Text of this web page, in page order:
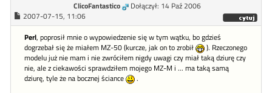
ClicoFantastico
Dołączył: 14 Paź 2006
2007-07-15, 11:06
Perl, poprosił mnie o wypowiedzenie się w tym wątku, bo gdzieś
dogrzebał się że miałem MZ-50 (kurcze, jak on to zrobił
). Rzeczonego
modelu już nie mam i nie zwróciłem nigdy uwagi czy miał taką dziurę czy
nie, ale z ciekawości sprawdziłem mojego MZ-M i ... ma taką samą
dziurę, tyle że na bocznej ściance
.